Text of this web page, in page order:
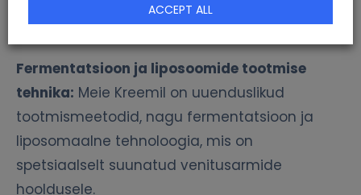
Uuenduslikud tootmismeetodid venitusarmide
Fermentatsioon ja liposoomide tootmise
tehnika: Meie Kreemil on uuenduslikud
tootmismeetodid, nagu fermentatsioon ja
liposomaalne tehnoloogia, mis on
spetsiaalselt suunatud venitusarmide
hooldusele.
ACCEPT ALL